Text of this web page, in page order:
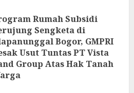
Rumah Subsidi
Sengketa di
Bogor, GMPRI
Usut Tuntas PT Vista
Group Atas Hak Tanah